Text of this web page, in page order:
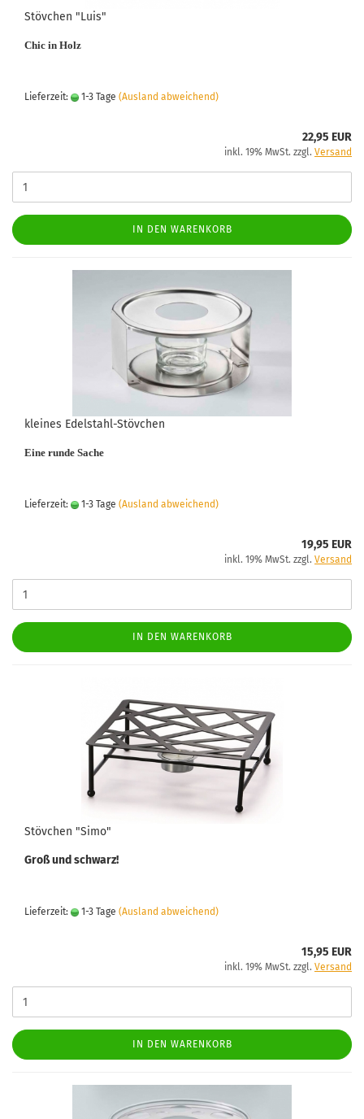
Stövchen "Luis"
Chic in Holz
Lieferzeit: 1-3 Tage (Ausland abweichend)
22,95 EUR
inkl. 19% MwSt. zzgl. Versand
IN DEN WARENKORB
kleines Edelstahl-Stövchen
Eine runde Sache
Lieferzeit: 1-3 Tage (Ausland abweichend)
19,95 EUR
inkl. 19% MwSt. zzgl. Versand
IN DEN WARENKORB
Stövchen "Simo"
Groß und schwarz!
Lieferzeit: 1-3 Tage (Ausland abweichend)
15,95 EUR
inkl. 19% MwSt. zzgl. Versand
IN DEN WARENKORB